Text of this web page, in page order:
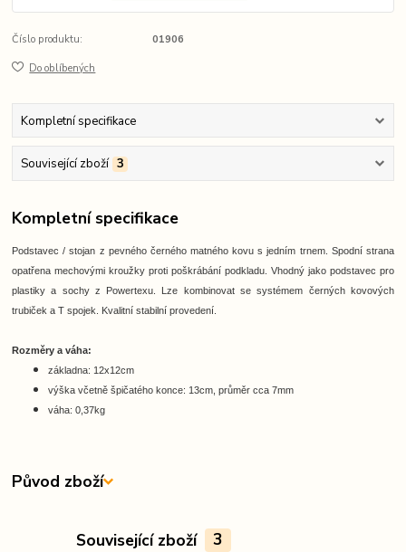
Číslo produktu: 01906
Do oblíbených
Kompletní specifikace
Související zboží 3
Kompletní specifikace
Podstavec / stojan z pevného černého matného kovu s jedním trnem. Spodní strana
opatřena mechovými kroužky proti poškrábání podkladu. Vhodný jako podstavec pro
plastiky a sochy z Powertexu. Lze kombinovat se systémem černých kovových
trubiček a T spojek. Kvalitní stabilní provedení.
Rozměry a váha:
základna: 12x12cm
výška včetně špičatého konce: 13cm, průměr cca 7mm
váha: 0,37kg
Původ zboží
Související zboží 3